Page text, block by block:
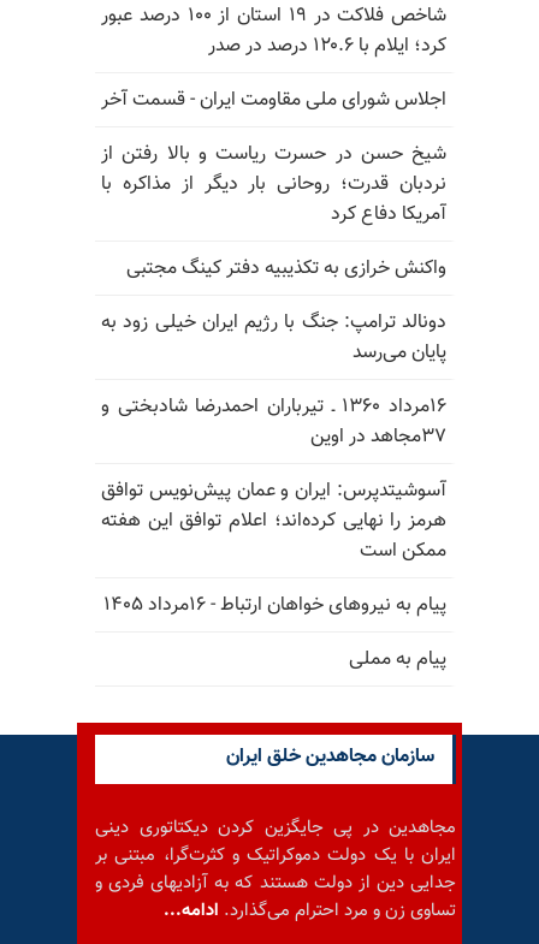
شاخص فلاکت در ۱۹ استان از ۱۰۰ درصد عبور
کرد؛ ایلام با ۱۲۰.۶ درصد در صدر
اجلاس شورای ملی مقاومت ایران - قسمت آخر
شیخ حسن در حسرت ریاست و بالا رفتن از
نردبان قدرت؛ روحانی بار دیگر از مذاکره با
آمریکا دفاع کرد
واکنش خرازی به تکذیبیه دفتر کینگ مجتبی
دونالد ترامپ: جنگ با رژیم ایران خیلی زود به
پایان می‌رسد
۱۶مرداد ۱۳۶۰ ـ تیرباران احمدرضا شادبختی و
۳۷مجاهد در اوین
آسوشیتدپرس: ایران و عمان پیش‌نویس توافق
هرمز را نهایی کرده‌اند؛ اعلام توافق این هفته
ممکن است
پیام به نیروهای خواهان ارتباط - ۱۶مرداد ۱۴۰۵
پیام به مملی
سازمان مجاهدین خلق ایران
مجاهدین در پی جایگزین کردن دیکتاتوری دینی
ایران با یک دولت دموکراتیک و کثرت‌گرا، مبتنی بر
جدایی دین از دولت هستند که به آزادیهای فردی و
تساوی زن و مرد احترام می‌گذارد. ادامه...